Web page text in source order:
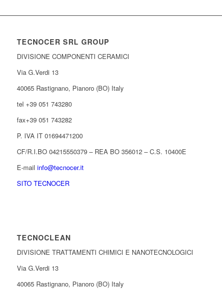
TECNOCER SRL GROUP
DIVISIONE COMPONENTI CERAMICI
Via G.Verdi 13
40065 Rastignano, Pianoro (BO) Italy
tel +39 051 743280
fax+39 051 743282
P. IVA IT 01694471200
CF/R.I.BO 04215550379 – REA BO 356012 – C.S. 10400E
E-mail info@tecnocer.it
SITO TECNOCER
TECNOCLEAN
DIVISIONE TRATTAMENTI CHIMICI E NANOTECNOLOGICI
Via G.Verdi 13
40065 Rastignano, Pianoro (BO) Italy